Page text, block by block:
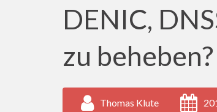
DENIC,
zu beheben?
Thomas Klute